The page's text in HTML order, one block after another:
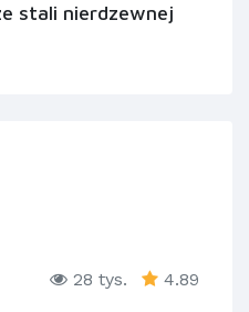
stali nierdzewnej
28 tys. 4.89